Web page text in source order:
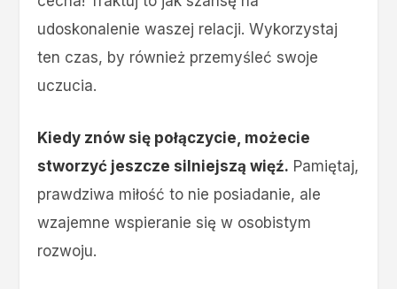
udoskonalenie waszej relacji. Wykorzystaj
ten czas, by również przemyśleć swoje
uczucia.
Kiedy znów się połączycie, możecie
stworzyć jeszcze silniejszą więź. Pamiętaj,
prawdziwa miłość to nie posiadanie, ale
wzajemne wspieranie się w osobistym
rozwoju.